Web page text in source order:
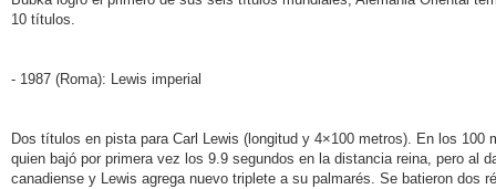
10 títulos.
- 1987 (Roma): Lewis imperial
Dos títulos en pista para Carl Lewis (longitud y 4×100 metros). En los 100
quien bajó por primera vez los 9.9 segundos en la distancia reina, pero al
canadiense y Lewis agrega nuevo triplete a su palmarés. Se batieron dos